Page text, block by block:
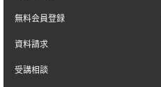
無料会員登録
資料請求
受講相談